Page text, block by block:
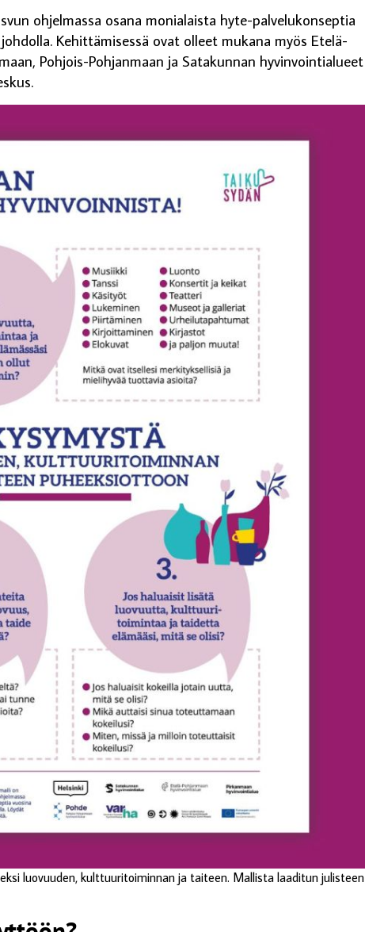
ohjelmassa osana monialaista hyte-palvelukonseptia
Kehittämisessä ovat olleet mukana myös Etelä-
Pohjois-Pohjanmaan ja Satakunnan hyvinvointialueet
luovuuden, kulttuuritoiminnan ja taiteen. Mallista laaditun julisteen